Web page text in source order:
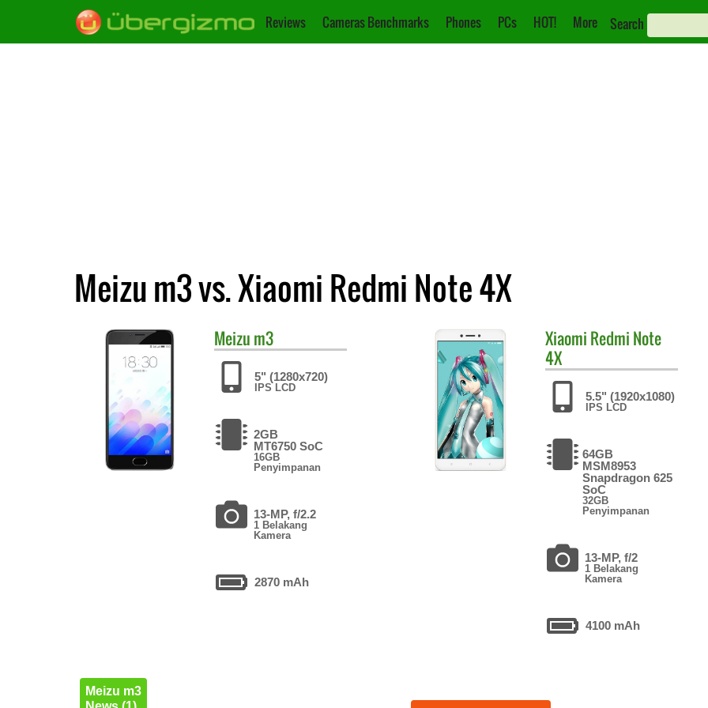
Reviews Cameras Benchmarks Phones PCs HOT! More Search
Meizu m3 vs. Xiaomi Redmi Note 4X
Meizu m3
5" (1280x720)
IPS LCD
2GB
MT6750 SoC
16GB
Penyimpanan
13-MP, f/2.2
1 Belakang
Kamera
2870 mAh
Meizu m3
Xiaomi Redmi Note
4X
5.5" (1920x1080)
IPS LCD
64GB
MSM8953
Snapdragon 625
SoC
32GB
Penyimpanan
13-MP, f/2
1 Belakang
Kamera
4100 mAh